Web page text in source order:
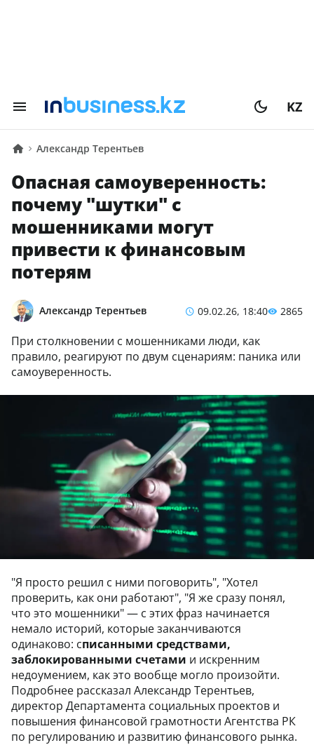
KZ
Александр Терентьев
Опасная самоуверенность:
почему "шутки" с
мошенниками могут
привести к финансовым
потерям
Александр Терентьев 09.02.26, 18:40 2865
При столкновении с мошенниками люди, как
правило, реагируют по двум сценариям: паника или
самоуверенность.
"Я просто решил с ними поговорить", "Хотел
проверить, как они работают", "Я же сразу понял,
что это мошенники" — с этих фраз начинается
немало историй, которые заканчиваются
одинаково: списанными средствами,
заблокированными счетами и искренним
недоумением, как это вообще могло произойти.
Подробнее рассказал Александр Терентьев,
директор Департамента социальных проектов и
повышения финансовой грамотности Агентства РК
по регулированию и развитию финансового рынка.